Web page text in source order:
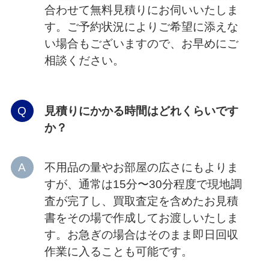
合わせて無料見積りにお伺いいたしま
す。ご予約状況によりご希望に添えな
い場合もございますので、お早めにご
相談ください。
見積りにかかる時間はどれくらいです
か？
不用品の量やお部屋の広さにもよりま
すが、通常は15分〜30分程度で現地調
査が完了し、買取査定を含めたお見積
書をその場で作成してお渡しいたしま
す。お急ぎの場合はそのまま即日回収
作業に入ることも可能です。